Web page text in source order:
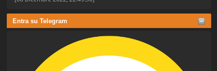
Entra su Telegram